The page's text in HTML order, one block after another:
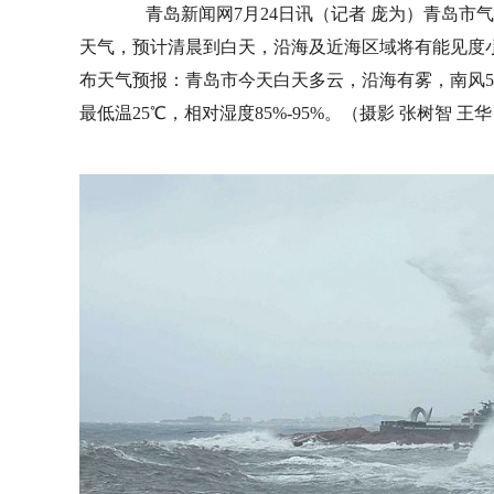
青岛新闻网7月24日讯（记者 庞为）青岛市
天气，预计清晨到白天，沿海及近海区域将有能见
布天气预报：青岛市今天白天多云，沿海有雾，南
最低温25℃，相对湿度85%-95%。（摄影 张树智 王